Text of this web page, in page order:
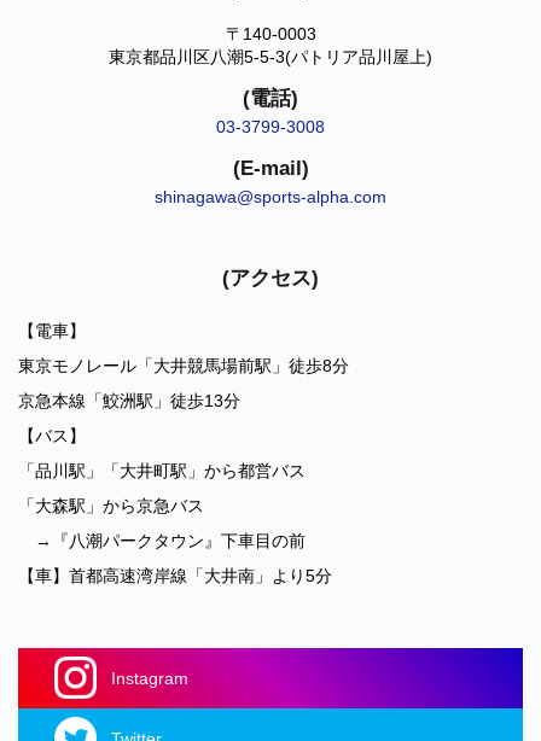
〒140-0003
東京都品川区八潮5-5-3(パトリア品川屋上)
(電話)
03-3799-3008
(E-mail)
shinagawa@sports-alpha.com
(アクセス)
【電車】
東京モノレール「大井競馬場前駅」徒歩8分
京急本線「鮫洲駅」徒歩13分
【バス】
「品川駅」「大井町駅」から都営バス
「大森駅」から京急バス
→『八潮パークタウン』下車目の前
【車】首都高速湾岸線「大井南」より5分
Instagram